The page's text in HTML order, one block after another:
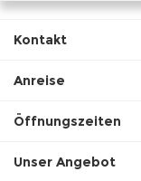
Kontakt
Anreise
Öffnungszeiten
Unser Angebot